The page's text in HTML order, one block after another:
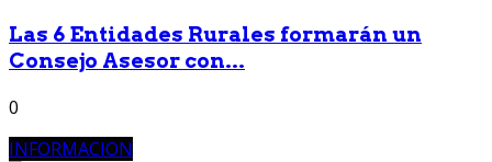
Las 6 Entidades Rurales formarán un
Consejo Asesor con...
0
INFORMACION